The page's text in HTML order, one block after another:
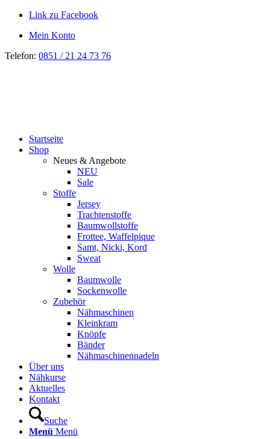
Link zu Facebook
Mein Konto
Telefon: 0851 / 21 24 73 76
Startseite
Shop
Neues & Angebote
NEU
Sale
Stoffe
Jersey
Trachtenstoffe
Baumwollstoffe
Frottee, Waffelpique
Samt, Nicki, Kord
Sweat
Wolle
Baumwolle
Sockenwolle
Zubehör
Nähmaschinen
Kleinkram
Knöpfe
Bänder
Nähmaschinennadeln
Über uns
Nähkurse
Aktuelles
Kontakt
Suche
Menü Menü